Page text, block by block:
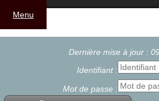
Dernière mise à jour :
Identifiant :
Mot de passe :
Menu